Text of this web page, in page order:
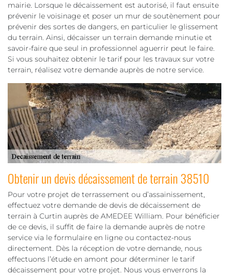
mairie. Lorsque le décaissement est autorisé, il faut ensuite
prévenir le voisinage et poser un mur de soutènement pour
prévenir des sortes de dangers, en particulier le glissement
du terrain. Ainsi, décaisser un terrain demande minutie et
savoir-faire que seul in professionnel aguerrir peut le faire.
Si vous souhaitez obtenir le tarif pour les travaux sur votre
terrain, réalisez votre demande auprès de notre service.
Obtenir un devis décaissement de terrain 38510
Pour votre projet de terrassement ou d’assainissement,
effectuez votre demande de devis de décaissement de
terrain à Curtin auprès de AMEDEE William. Pour bénéficier
de ce devis, il suffit de faire la demande auprès de notre
service via le formulaire en ligne ou contactez-nous
directement. Dès la réception de votre demande, nous
effectuons l’étude en amont pour déterminer le tarif
décaissement pour votre projet. Nous vous enverrons la